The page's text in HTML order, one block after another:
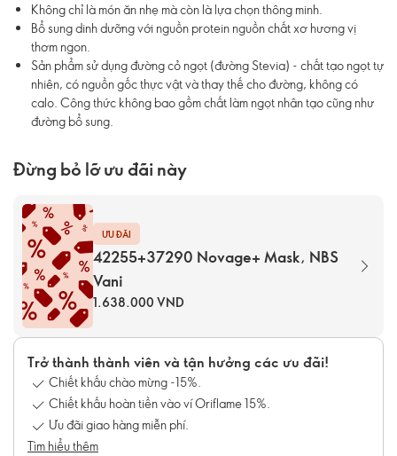
Không chỉ là món ăn nhẹ mà còn là lựa chọn thông minh.
Bổ sung dinh dưỡng với nguồn protein nguồn chất xơ hương vị
thơm ngon.
Sản phẩm sử dụng đường cỏ ngọt (đường Stevia) - chất tạo ngọt tự
nhiên, có nguồn gốc thực vật và thay thế cho đường, không có
calo. Công thức không bao gồm chất làm ngọt nhân tạo cũng như
đường bổ sung.
Đừng bỏ lỡ ưu đãi này
ƯU ĐÃI
42255+37290 Novage+ Mask, NBS
Vani
1.638.000 VND
Trở thành thành viên và tận hưởng các ưu đãi!
Chiết khấu chào mừng -15%.
Chiết khấu hoàn tiền vào ví Oriflame 15%.
Ưu đãi giao hàng miễn phí.
Tìm hiểu thêm